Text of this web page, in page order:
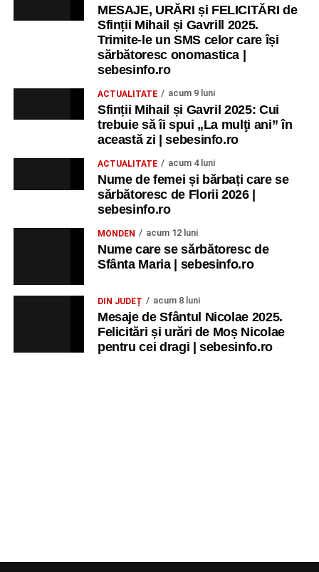
MESAJE, URĂRI și FELICITĂRI de
Sfinții Mihail și Gavrill 2025.
Trimite-le un SMS celor care își
sărbătoresc onomastica |
sebesinfo.ro
ACTUALITATE acum 9 luni
Sfinții Mihail și Gavril 2025: Cui
trebuie să îi spui „La mulţi ani” în
această zi | sebesinfo.ro
ACTUALITATE acum 4 luni
Nume de femei și bărbați care se
sărbătoresc de Florii 2026 |
sebesinfo.ro
MONDEN acum 12 luni
Nume care se sărbătoresc de
Sfânta Maria | sebesinfo.ro
DIN JUDEȚ acum 8 luni
Mesaje de Sfântul Nicolae 2025.
Felicitări și urări de Moș Nicolae
pentru cei dragi | sebesinfo.ro